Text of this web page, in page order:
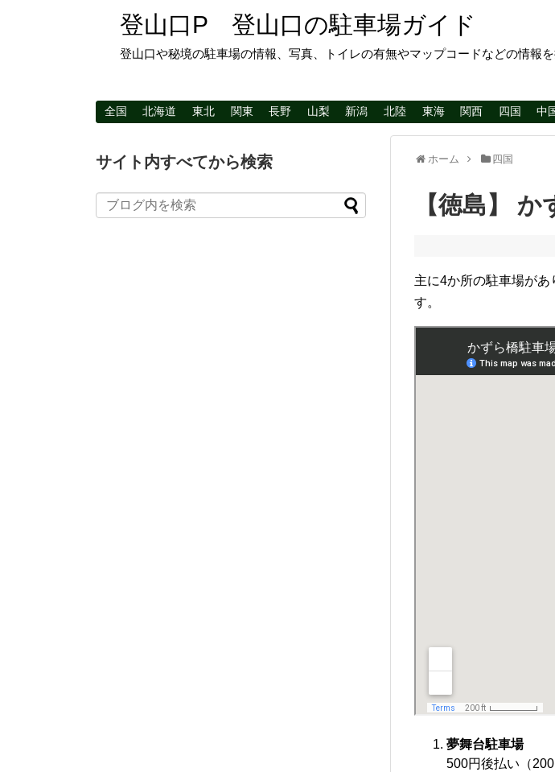
登山口P 登山口の駐車場ガイド
登山口や秘境の駐車場の情報、写真、トイレの有無やマップコードなどの情報を
全国 北海道 東北 関東 長野 山梨 新潟 北陸 東海 関西 四国 中
ホーム 四国
【徳島】
主に4か所の駐車場があ
す。
夢舞台駐車場
500円後払い（200
サイト内すべてから検索